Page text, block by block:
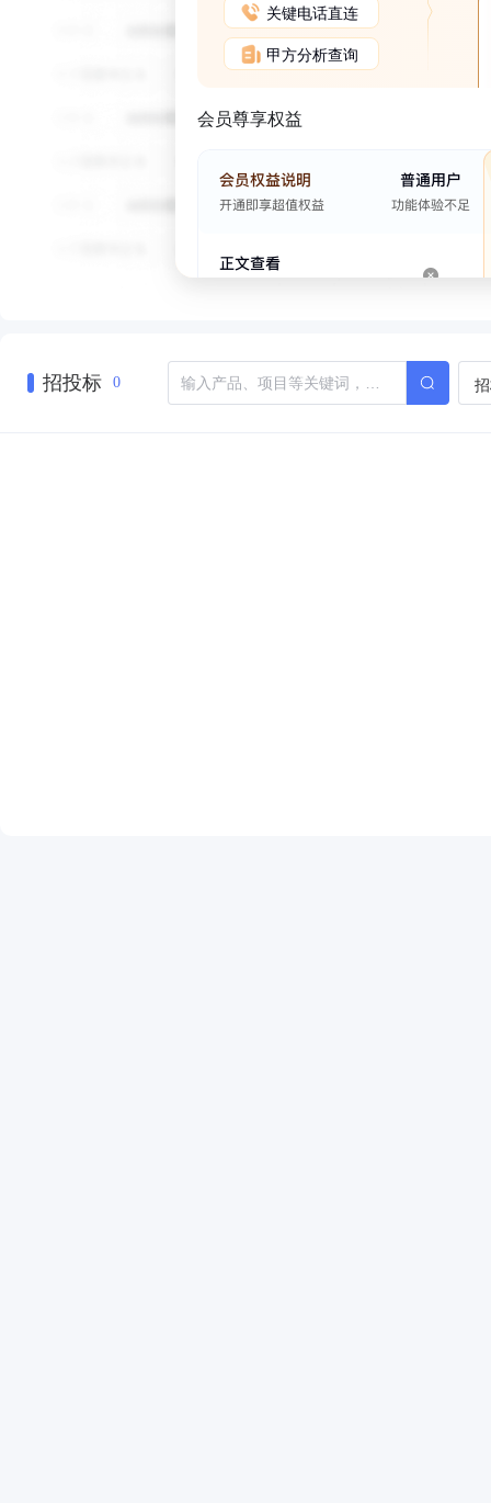
关键电话直连
甲方分析查询
会员尊享权益
招投标 0